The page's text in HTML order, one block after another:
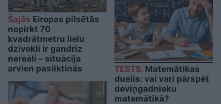
Šajās Eiropas pilsētās
nopirkt 70
kvadrātmetru lielu
dzīvokli ir gandrīz
nereāli – situācija
arvien pasliktinās
TESTS. Matemātikas
duelis: vai vari pārspēt
deviņgadnieku
matemātikā?